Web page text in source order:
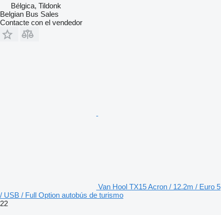
Bélgica, Tildonk
Belgian Bus Sales
Contacte con el vendedor
Van Hool TX15 Acron / 12.2m / Euro 5
/ USB / Full Option autobús de turismo
22